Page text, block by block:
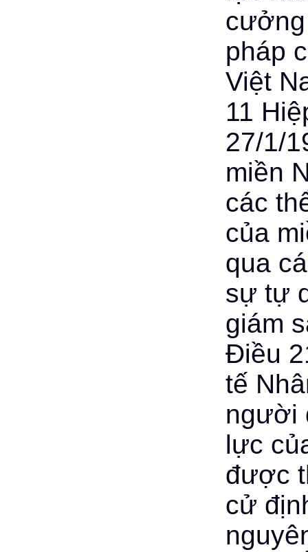
pháp
Việt
11
27/1/
miền
các
của
qua
sự tự
giám
Điều
tế
người
lực
được
cử